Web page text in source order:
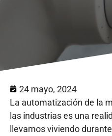
24 mayo, 2024
La automatización de la
las industrias es una
llevamos viviendo